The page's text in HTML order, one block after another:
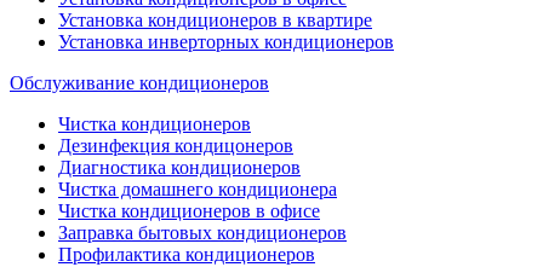
Установка кондиционеров в квартире
Установка инверторных кондиционеров
Обслуживание кондиционеров
Чистка кондиционеров
Дезинфекция кондицонеров
Диагностика кондиционеров
Чистка домашнего кондиционера
Чистка кондиционеров в офисе
Заправка бытовых кондиционеров
Профилактика кондиционеров